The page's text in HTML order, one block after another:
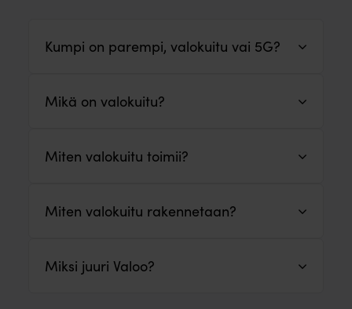
Kumpi on parempi, valokuitu vai 5G?
Mikä on valokuitu?
Miten valokuitu toimii?
Miten valokuitu rakennetaan?
Miksi juuri Valoo?